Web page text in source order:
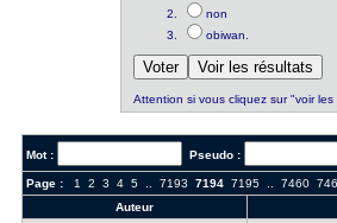
non
obiwan.
Attention si vous cliquez sur "voir
Mot : Pseudo :
Page : 1 2 3 4 5.. 7193 7194 7195.. 7460
Auteur